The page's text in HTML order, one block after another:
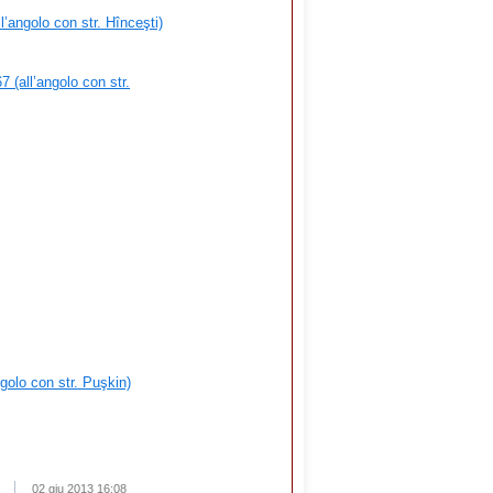
con str. Hînceşti)
(all’angolo con str.
con str. Puşkin)
02 giu 2013 16:08